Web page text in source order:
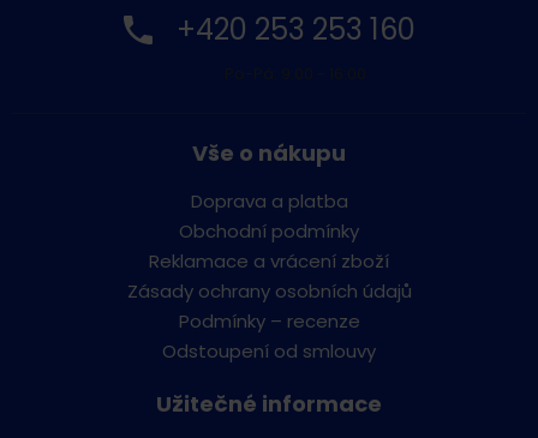
+420 253 253 160
Vše o nákupu
Doprava a platba
Obchodní podmínky
Reklamace a vrácení zboží
Zásady ochrany osobních údajů
Podmínky – recenze
Odstoupení od smlouvy
Užitečné informace